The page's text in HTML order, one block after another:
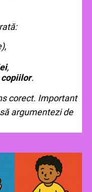
,
.
corect. Important
argumentezi de